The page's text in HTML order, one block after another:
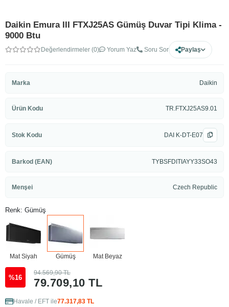
Daikin Emura III FTXJ25AS Gümüş Duvar Tipi Klima -
9000 Btu
Değerlendirmeler (0) Yorum Yaz Soru Sor Paylaş
Marka Daikin
Ürün Kodu TR.FTXJ25AS9.01
Stok Kodu DAI K-DT-E07
Barkod (EAN) TYBSFDITIAYY33SO43
Menşei Czech Republic
Renk: Gümüş
Mat Siyah Gümüş Mat Beyaz
%16 79.709,10 TL
94.569,90 TL
Havale / EFT ile77.317,83 TL